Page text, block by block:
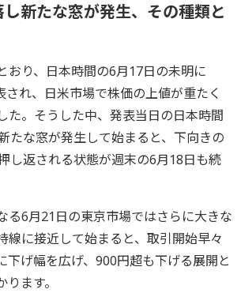
新たな窓が発生、その種類と
おり、日本時間の6月17日の未明に
され、日米市場で株価の上値が重たく
た。そうした中、発表当日の日本時間
たな窓が発生して始まると、下向きの
し返される状態が週末の6月18日も続
る6月21日の東京市場ではさらに大きな
線に接近して始まると、取引開始早々
下げ幅を広げ、900円超も下げる展開と
ます。